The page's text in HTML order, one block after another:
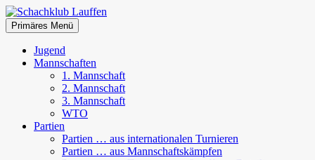
Zum
Inhalt
springen
Schachklub Lauffen
Suchen
Primäres Menü
Jugend
Mannschaften
1. Mannschaft
2. Mannschaft
3. Mannschaft
WTO
Partien
Partien … aus internationalen Turnieren
Partien … aus Mannschaftskämpfen